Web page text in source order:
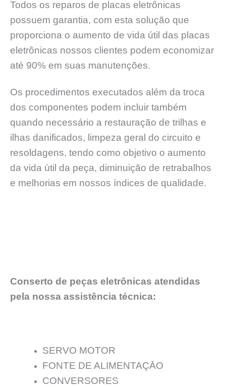
Todos os reparos de placas eletrônicas
possuem garantia, com esta solução que
proporciona o aumento de vida útil das placas
eletrônicas nossos clientes podem economizar
até 90% em suas manutenções.
Os procedimentos executados além da troca
dos componentes podem incluir também
quando necessário a restauração de trilhas e
ilhas danificados, limpeza geral do circuito e
resoldagens, tendo como objetivo o aumento
da vida útil da peça, diminuição de retrabalhos
e melhorias em nossos índices de qualidade.
Conserto de peças eletrônicas atendidas
pela nossa assistência técnica:
SERVO MOTOR
FONTE DE ALIMENTAÇĀO
CONVERSORES